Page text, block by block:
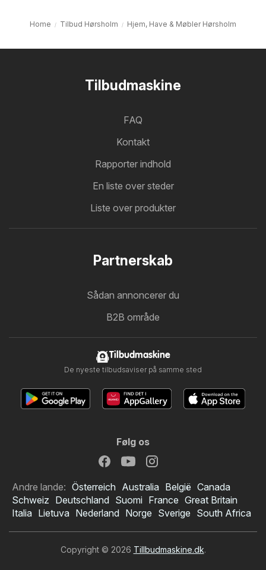
Home Tilbud Hørsholm Hjem, Have & Møbler Hørsholm
Tilbudmaskine
FAQ
Kontakt
Rapporter indhold
En liste over steder
Liste over produkter
Partnerskab
Sådan annoncerer du
B2B område
Tilbudmaskine
De nyeste tilbudsaviser på samme sted
Følg os
Andre lande: Österreich Australia België Canada
Schweiz Deutschland Suomi France Great Britain
Italia Lietuva Nederland Norge Sverige South Africa
Copyright © 2026 Tillbudmaskine.dk.